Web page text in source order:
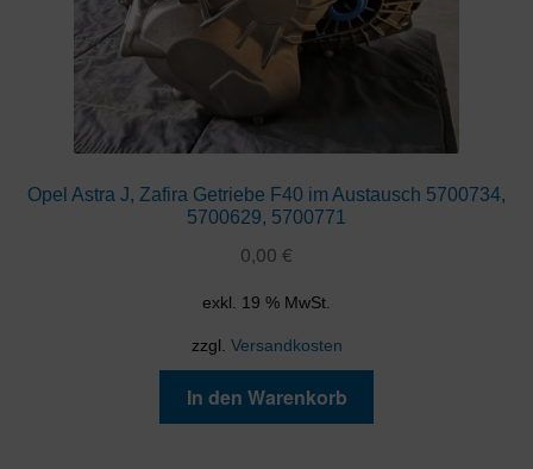
Opel Astra J, Zafira Getriebe F40 im Austausch 5700734,
5700629, 5700771
0,00 €
exkl. 19 % MwSt.
zzgl. Versandkosten
In den Warenkorb